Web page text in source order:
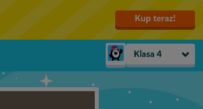
Kup teraz!
Klasa 4
Przedszkole